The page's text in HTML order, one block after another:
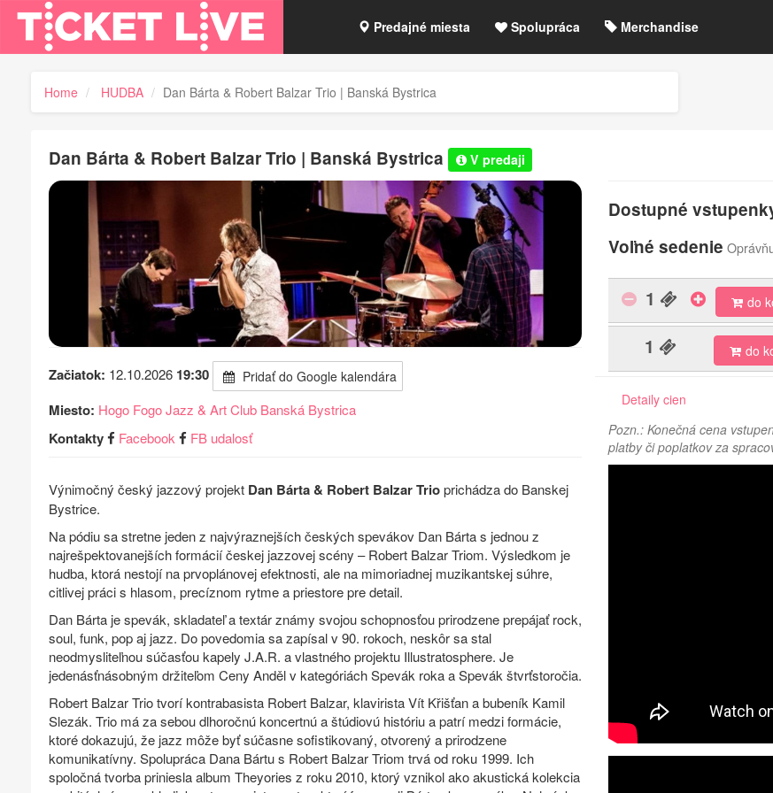
Predajné miesta Spolupráca Merchandise
Home HUDBA Dan Bárta & Robert Balzar Trio | Banská Bystrica
Dan Bárta & Robert Balzar Trio | Banská Bystrica V predaji
Začiatok: 12.10.2026 19:30 Pridať do Google kalendára
Miesto: Hogo Fogo Jazz & Art Club Banská Bystrica
Kontakty Facebook FB udalosť
Výnimočný český jazzový projekt Dan Bárta & Robert Balzar Trioprichádza do Banskej
Bystrice.
Na pódiu sa stretne jeden z najvýraznejších českých spevákov Dan Bárta s jednou z
najrešpektovanejších formácií českej jazzovej scény – Robert Balzar Triom. Výsledkom je
hudba, ktorá nestojí na prvoplánovej efektnosti, ale na mimoriadnej muzikantskej súhre,
citlivej práci s hlasom, precíznom rytme a priestore pre detail.
Dan Bárta je spevák, skladateľ a textár známy svojou schopnosťou prirodzene prepájať rock,
soul, funk, pop aj jazz. Do povedomia sa zapísal v 90. rokoch, neskôr sa stal
neodmysliteľnou súčasťou kapely J.A.R. a vlastného projektu Illustratosphere. Je
jedenásťnásobným držiteľom Ceny Anděl v kategóriách Spevák roka a Spevák štvrťstoročia.
Robert Balzar Trio tvorí kontrabasista Robert Balzar, klavirista Vít Křišťan a bubeník Kamil
Slezák. Trio má za sebou dlhoročnú koncertnú a štúdiovú históriu a patrí medzi formácie,
ktoré dokazujú, že jazz môže byť súčasne sofistikovaný, otvorený a prirodzene
komunikatívny. Spolupráca Dana Bártu s Robert Balzar Triom trvá od roku 1999. Ich
spoločná tvorba priniesla album Theyories z roku 2010, ktorý vznikol ako akustická kolekcia
Dostupné
Voľné sedenie
1 do
1 do
Detaily cien
Pozn.: Konečná cena
platby či poplatkov za